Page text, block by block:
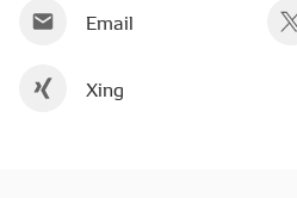
Email
Xing